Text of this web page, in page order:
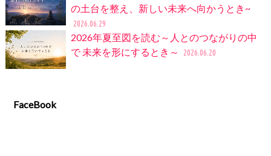
の土台を整え、新しい未来へ向かうとき~
2026.06.29
2026年夏至図を読む～人とのつながりの中
で 未来を形にするとき～
2026.06.20
FaceBook